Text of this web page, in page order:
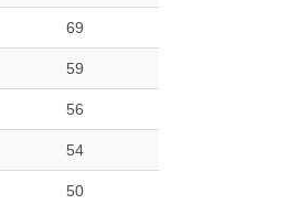
69
59
56
54
50